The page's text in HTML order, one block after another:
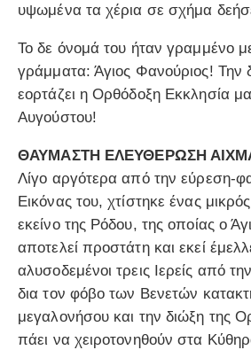
υψωμένα τα χέρια σε σχήμα
Το δε όνομά του ήταν γραμμένο
γράμματα: Άγιος Φανούριος! Την
εορτάζει η Ορθόδοξη Εκκλησία
Αυγούστου!
ΘΑΥΜΑΣΤΗ ΕΛΕΥΘΕΡΩΣΗ
Λίγο αργότερα από την εύρεση-
Εικόνας του, χτίστηκε ένας
εκείνο της Ρόδου, της οποίας ο
αποτελεί προστάτη και εκεί
αλυσοδεμένοι τρεις Ιερείς από
δια τον φόβο των Βενετών
μεγαλονήσου και την διώξη της
πάει να χειροτονηθούν στα